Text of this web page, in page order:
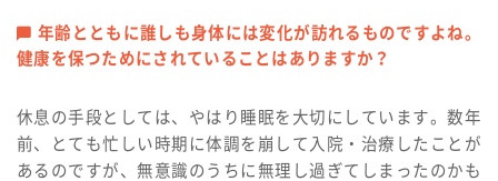
年齢とともに誰しも身体には変化が訪れるものですよね。
健康を保つためにされていることはありますか？
休息の手段としては、やはり睡眠を大切にしています。数年
前、とても忙しい時期に体調を崩して入院・治療したことが
あるのですが、無意識のうちに無理し過ぎてしまったのかも